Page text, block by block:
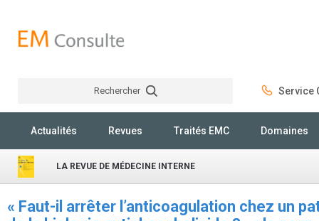
Rechercher Service
Actualités Revues Traités EMC Domaines
LA REVUE DE MÉDECINE INTERNE
« Faut-il arrêter l’anticoagulation chez un